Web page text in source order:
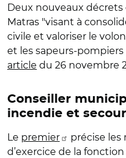
Deux nouveaux décrets
Matras "visant à
civile et valoriser le
et les sapeurs-
article du 26 novembre
Conseiller
incendie et
Le premier
précise les
d’exercice de la